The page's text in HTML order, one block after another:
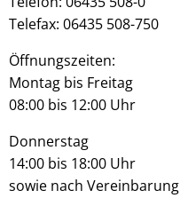
Telefax: 06435 508-750
Öffnungszeiten:
Montag bis Freitag
08:00 bis 12:00 Uhr
Donnerstag
14:00 bis 18:00 Uhr
sowie nach Vereinbarung